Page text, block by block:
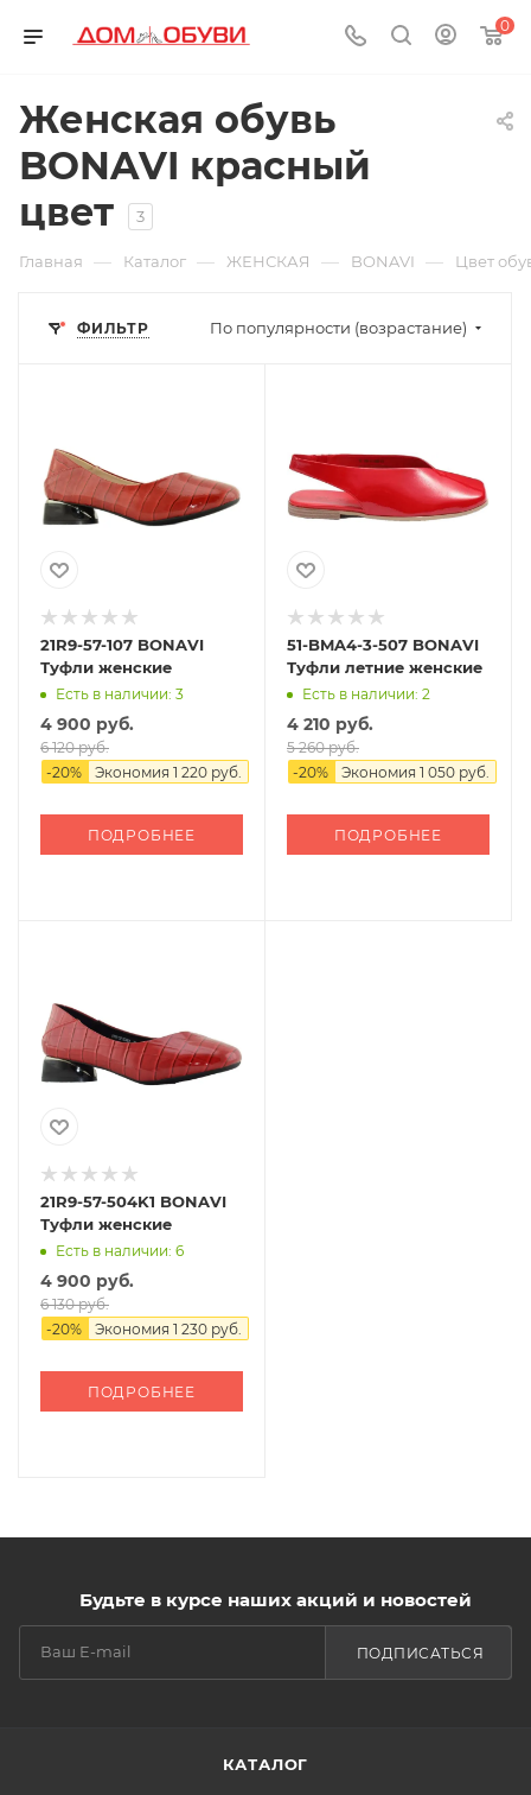
0
Женская обувь
BONAVI красный
цвет
3
Главная — Каталог — ЖЕНСКАЯ — BONAVI — Цвет
ФИЛЬТР По популярности (возрастание)
21R9-57-107 BONAVI
Туфли женские
Есть в наличии: 3
4 900 руб.
6 120 руб.
-20% Экономия 1 220 руб.
ПОДРОБНЕЕ
51-BMA4-3-507 BONAVI
Туфли летние женские
Есть в наличии: 2
4 210 руб.
5 260 руб.
-20% Экономия 1 050 руб.
ПОДРОБНЕЕ
21R9-57-504K1 BONAVI
Туфли женские
Есть в наличии: 6
4 900 руб.
6 130 руб.
-20% Экономия 1 230 руб.
ПОДРОБНЕЕ
Будьте в курсе наших акций и новостей
ПОДПИСАТЬСЯ
КАТАЛОГ